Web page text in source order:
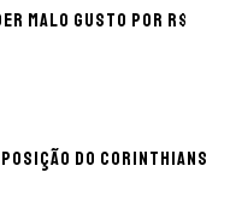
Malo Gusto por R$
do Corinthians